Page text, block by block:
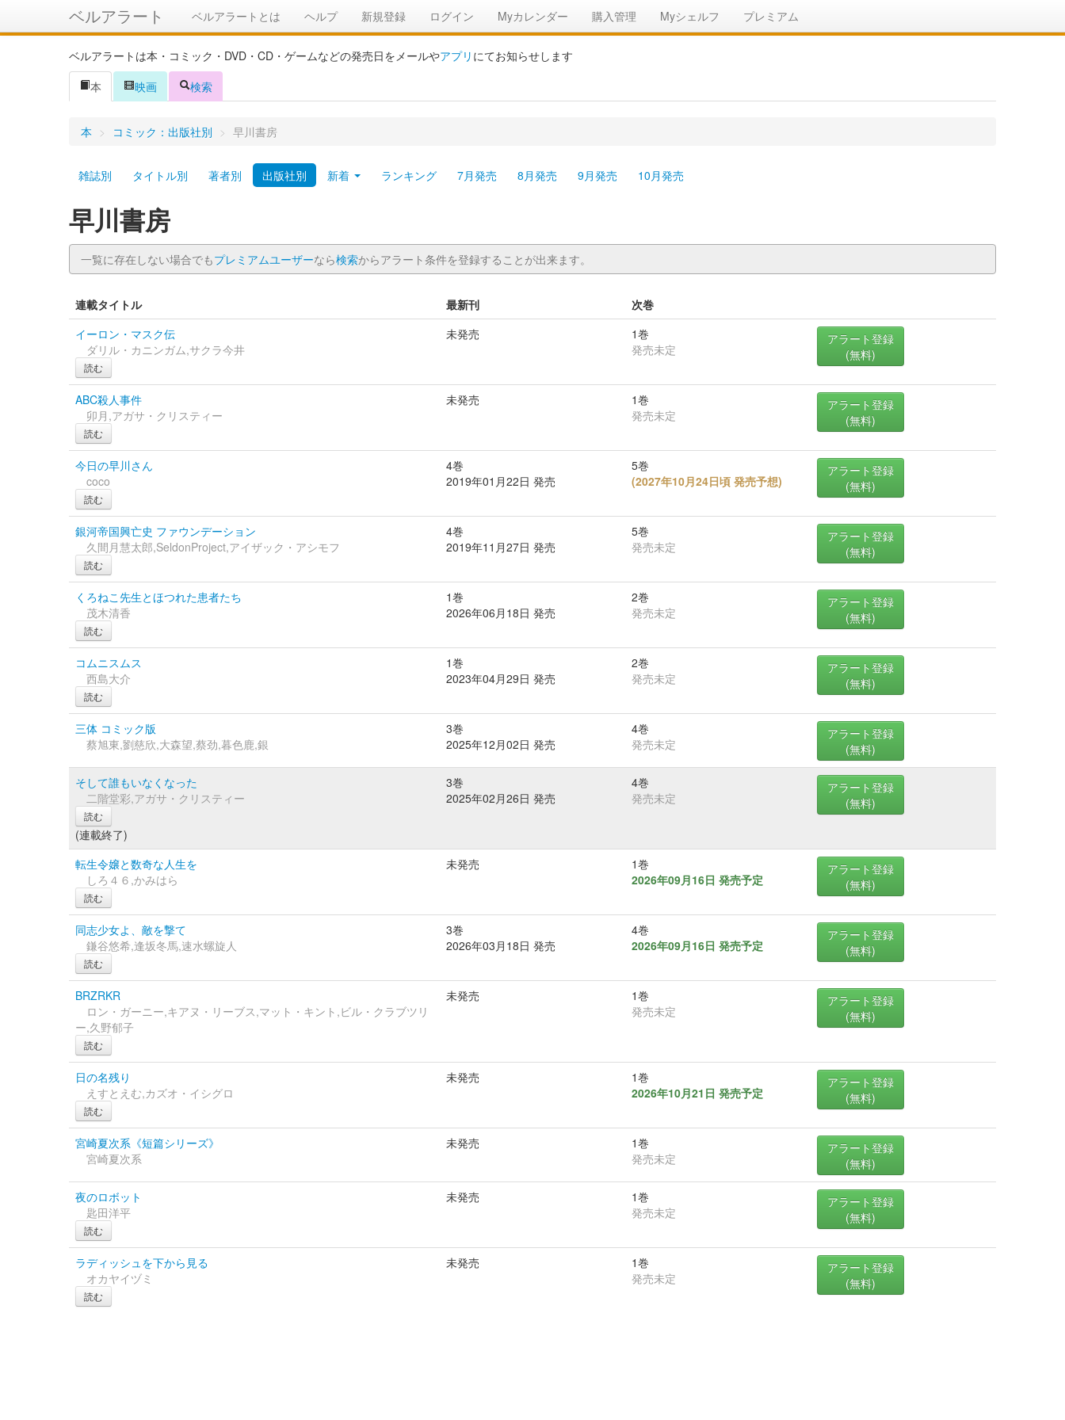
ベルアラート ベルアラートとは ヘルプ 新規登録 ログイン Myカレンダー 購入管理 Myシェルフ プレミアム
ベルアラートは本・コミック・DVD・CD・ゲームなどの発売日をメールやアプリ にてお知らせします
本
映画 検索
本 > コミック：出版社別 > 早川書房
雑誌別 タイトル別 著者別 出版社別 新着 ランキング 7月発売 8月発売 9月発売 10月発売
早川書房
一覧に存在しない場合でもプレミアムユーザーなら検索からアラート条件を登録することが出来ます。
連載タイトル 最新刊
次巻
イーロン・マスク伝
ダリル・カニンガム,サクラ今井
読む
未発売
1巻
発売未定
アラート登録
(無料)
ABC殺人事件
卯月,アガサ・クリスティー
読む
未発売
1巻
発売未定
アラート登録
(無料)
今日の早川さん
coco
読む
4巻
2019年01月22日 発売
5巻
(2027年10月24日頃 発売予想)
アラート登録
(無料)
銀河帝国興亡史 ファウンデーション
久間月慧太郎,SeldonProject,アイザック・アシモフ
読む
4巻
2019年11月27日 発売
5巻
発売未定
アラート登録
(無料)
くろねこ先生とほつれた患者たち
茂木清香
読む
1巻
2026年06月18日 発売
2巻
発売未定
アラート登録
(無料)
コムニスムス
西島大介
読む
1巻
2023年04月29日 発売
2巻
発売未定
アラート登録
(無料)
三体 コミック版
蔡旭東,劉慈欣,大森望,蔡劲,暮色鹿,銀
3巻
2025年12月02日 発売
4巻
発売未定
アラート登録
(無料)
そして誰もいなくなった
二階堂彩,アガサ・クリスティー
読む
(連載終了)
3巻
2025年02月26日 発売
4巻
発売未定
アラート登録
(無料)
転生令嬢と数奇な人生を
しろ４６,かみはら
読む
未発売
1巻
2026年09月16日 発売予定
アラート登録
(無料)
同志少女よ、敵を撃て
鎌谷悠希,逢坂冬馬,速水螺旋人
読む
3巻
2026年03月18日 発売
4巻
2026年09月16日 発売予定
アラート登録
(無料)
BRZRKR
ロン・ガーニー,キアヌ・リーブス,マット・キント,ビル・クラブツリ
ー,久野郁子
読む
未発売
1巻
発売未定
アラート登録
(無料)
日の名残り
えすとえむ,カズオ・イシグロ
読む
未発売
1巻
2026年10月21日 発売予定
アラート登録
(無料)
宮崎夏次系《短篇シリーズ》
宮崎夏次系
未発売
1巻
発売未定
アラート登録
(無料)
夜のロボット
匙田洋平
読む
未発売
1巻
発売未定
アラート登録
(無料)
ラディッシュを下から見る
オカヤイヅミ
読む
未発売
1巻
発売未定
アラート登録
(無料)